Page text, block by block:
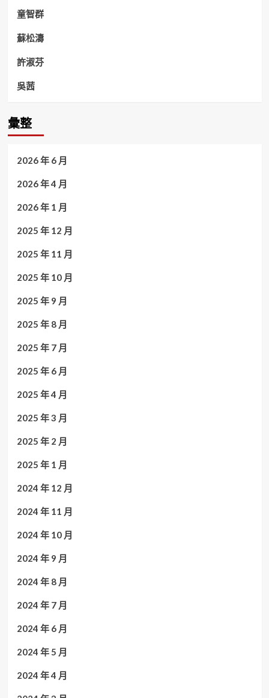
童智群
蘇松濤
許淑芬
吳茜
彙整
2026 年 6 月
2026 年 4 月
2026 年 1 月
2025 年 12 月
2025 年 11 月
2025 年 10 月
2025 年 9 月
2025 年 8 月
2025 年 7 月
2025 年 6 月
2025 年 4 月
2025 年 3 月
2025 年 2 月
2025 年 1 月
2024 年 12 月
2024 年 11 月
2024 年 10 月
2024 年 9 月
2024 年 8 月
2024 年 7 月
2024 年 6 月
2024 年 5 月
2024 年 4 月